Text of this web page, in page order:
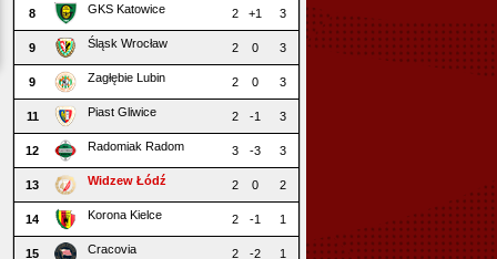
8 GKS Katowice 2 +1 3
9 Śląsk Wrocław 2 0 3
9 Zagłębie Lubin 2 0 3
11 Piast Gliwice 2 -1 3
12 Radomiak Radom 3 -3 3
13 Widzew Łódź 2 0 2
14 Korona Kielce 2 -1 1
15 Cracovia 2 -2 1